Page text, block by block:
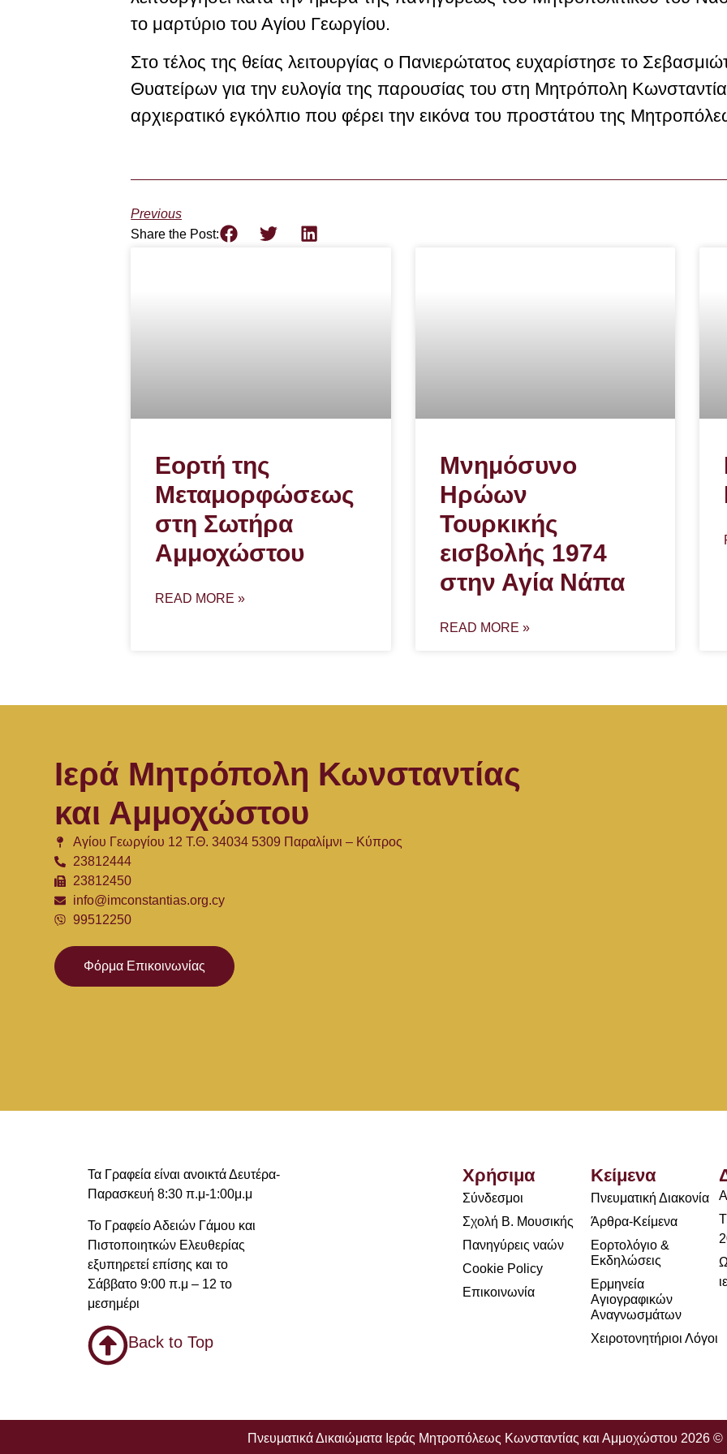
το μαρτύριο του Αγίου Γεωργίου.
Στο τέλος της θείας λειτουργίας ο Πανιερώτατος ευχαρίστησε το
Θυατείρων για την ευλογία της παρουσίας του στη Μητρόπολη
αρχιερατικό εγκόλπιο που φέρει την εικόνα του προστάτου της
Previous
Share the Post:
Εορτή της
Μεταμορφώσεως
στη Σωτήρα
Αμμοχώστου
READ MORE »
Μνημόσυνο
Ηρώων
Τουρκικής
εισβολής 1974
στην Αγία Νάπα
READ MORE »
Ιερά Μητρόπολη Κωνσταντίας
και Αμμοχώστου
Αγίου Γεωργίου 12 Τ.Θ. 34034 5309 Παραλίμνι – Κύπρος
23812444
23812450
info@imconstantias.org.cy
99512250
Φόρμα Επικοινωνίας
Τα Γραφεία είναι ανοικτά Δευτέρα-
Παρασκευή 8:30 π.μ-1:00μ.μ
Το Γραφείο Αδειών Γάμου και
Πιστοποιητκών Ελευθερίας
εξυπηρετεί επίσης και το
Σάββατο 9:00 π.μ – 12 το
μεσημέρι
Back to Top
Χρήσιμα
Σύνδεσμοι
Σχολή Β. Μουσικής
Πανηγύρεις ναών
Cookie Policy
Επικοινωνία
Κείμενα
Πνευματική Διακονία
Άρθρα-Κείμενα
Εορτολόγιο &
Εκδηλώσεις
Ερμηνεία
Αγιογραφικών
Αναγνωσμάτων
Χειροτονητήριοι Λόγοι
Πνευματικά Δικαιώματα Ιεράς Μητροπόλεως Κωνσταντίας και Αμμοχώστου 2026